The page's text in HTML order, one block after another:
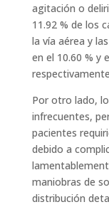
agitación o
11.92 % de los
la vía aérea y
en el 10.60 % y
Por otro lado,
infrecuentes,
pacientes
debido a
maniobras de
distribución